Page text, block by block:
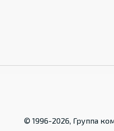
© 1996-2026, Группа